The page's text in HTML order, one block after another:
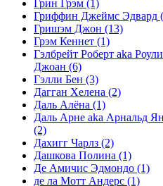
Грин Грэм (1)
Гриффин Джеймс Эдвард
Гришэм Джон (13)
Грэм Кеннет (1)
Гэлбрейт Роберт aka
Джоан (6)
Гэлли Бен (3)
Дагган Хелена (2)
Даль Алёна (1)
Даль Арне aka Арнальд Ян
(2)
Дахигг Чарлз (2)
Дашкова Полина (1)
Де Амичис Эдмондо (1)
де ла Мотт Андерс (1)